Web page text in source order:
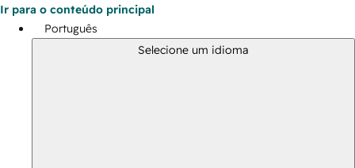
Ir para o conteúdo principal
Português
Selecione um idioma